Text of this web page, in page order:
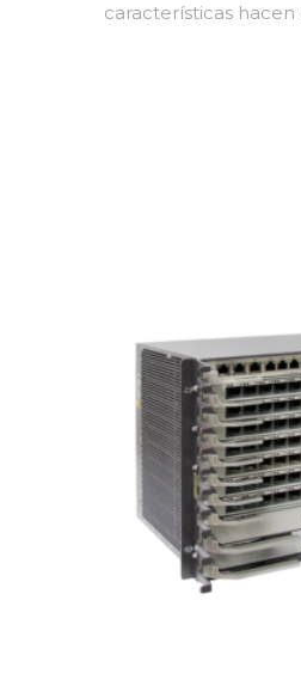
características